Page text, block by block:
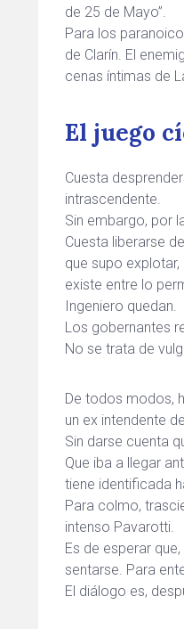
de 25 de Mayo”.
Para los
de Clarín. El
cenas íntimas de
El juego
Cuesta
intrascendente.
Sin embargo, por
Cuesta liberarse
que supo
existe entre lo
Ingeniero quedan.
Los gobernantes
No se trata de
De todos modos,
un ex intendente
Sin darse cuenta
Que iba a llegar
tiene identificada
Para colmo,
intenso Pavarotti.
Es de esperar
sentarse. Para
El diálogo es,